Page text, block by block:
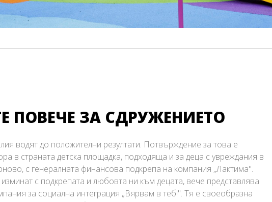
ПОВЕЧЕ ЗА СДРУЖЕНИЕТО
водят до положителни резултати. Потвърждение за това е
в страната детска площадка, подходяща и за деца с увреждания в
с генералната финансова подкрепа на компания „Лактима".
с подкрепата и любовта ни към децата, вече представлява
за социална интеграция „Вярвам в теб!". Тя е своеобразна